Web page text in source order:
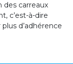
des carreaux
c’est-à-dire
d’adhérence